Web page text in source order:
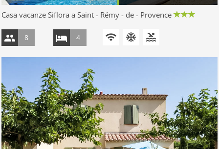
Casa vacanze Siflora a Saint - Rémy - de - Provence
8 4